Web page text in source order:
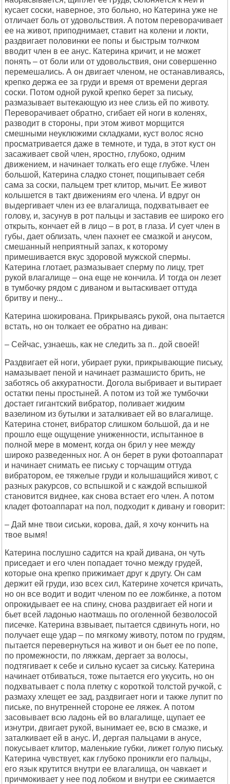
кусает соски, наверное, это больно, но Катерина уже не
отличает боль от удовольствия. А потом переворачивает
ее на живот, приподнимает, ставит на колени и локти,
раздвигает половинки ее попы и быстрым толчком
вводит член в ее анус. Катерина кричит, и не может
понять – от боли или от удовольствия, они совершенно
перемешались. А он двигает членом, не останавливаясь,
крепко держа ее за груди и время от времени дергая
соски. Потом одной рукой крепко берет за письку,
размазывает вытекающую из нее слизь ей по животу.
Переворачивает обратно, сгибает ей ноги в коленях,
разводит в стороны, при этом живот морщится
смешными неуклюжими складками, куст волос ясно
просматривается даже в темноте, и туда, в этот куст он
засаживает свой член, яростно, глубоко, одним
движением, и начинает толкать его еще глубже. Член
большой, Катерина сладко стонет, пощипывает себя
сама за соски, пальцем трет клитор, мычит. Ее живот
колышется в такт движениям его члена. И вдруг он
выдергивает член из ее влагалища, подхватывает ее
голову, и, засунув в рот пальцы и заставив ее широко его
открыть, кончает ей в лицо – в рот, в глаза. И сует член в
губы, дает облизать, член пахнет ее смазкой и анусом,
смешанный неприятный запах, к которому
примешивается вкус здоровой мужской спермы.
Катерина глотает, размазывает сперму по лицу, трет
рукой влагалище – она еще не кончила. И тогда он лезет
в тумбочку рядом с диваном и вытаскивает оттуда
бритву и пену...
Катерина шокирована. Прикрываясь рукой, она пытается
встать, но он толкает ее обратно на диван:
– Сейчас, узнаешь, как не следить за п.. дой своей!
Раздвигает ей ноги, убирает руки, прикрывающие письку,
намазывает пеной и начинает размашисто брить, не
заботясь об аккуратности. Догола выбривает и вытирает
остатки пены простыней. А потом из той же тумбочки
достает гигантский вибратор, поливает жидким
вазелином из бутылки и заталкивает ей во влагалище.
Катерина стонет, вибратор слишком большой, да и не
прошло еще ощущение униженности, испытанное в
полной мере в момент, когда он брил у нее между
широко разведенных ног. А он берет в руки фотоаппарат
и начинает снимать ее письку с торчащим оттуда
вибратором, ее тяжелые груди и колышащийся живот, с
разных ракурсов, со вспышкой и с каждой вспышкой
становится виднее, как снова встает его член. А потом
кладет фотоаппарат на пол, подходит к дивану и говорит:
– Дай мне твои сиськи, корова, дай, я хочу кончить на
твое вымя!
Катерина послушно садится на край дивана, он чуть
приседает и его член попадает точно между грудей,
которые она крепко прижимает друг к другу. Он сам
держит ей груди, изо всех сил, Катерине хочется кричать,
но он все водит и водит членом по ее ложбинке, а потом
опрокидывает ее на спину, снова раздвигает ей ноги и
бьет всей ладонью наотмашь по оголенной безволосой
писечке. Катерина взвывает, пытается сдвинуть ноги, но
получает еще удар – по мягкому животу, потом по грудям,
пытается перевернуться на живот и он бьет ее по попе,
по промежности, по ляжкам, дергает за волосы,
подтягивает к себе и сильно кусает за сиську. Катерина
начинает отбиваться, тоже пытается его укусить, но он
подхватывает с пола плетку с короткой толстой ручкой, с
размаху хлещет ее зад, раздвигает ноги и также лупит по
письке, по внутренней стороне ее ляжек. А потом
засовывает всю ладонь ей во влагалище, щупает ее
изнутри, двигает рукой, вынимает ее, всю в смазке, и
заталкивает ей в анус. И, дергая пальцами в анусе,
покусывает клитор, маленькие губки, лижет голую письку.
Катерина чувствует, как глубоко проникли его пальцы,
его язык крутится внутри ее влагалища, он чавкает и
причмокивает у нее под лобком и внутри ее сжимается